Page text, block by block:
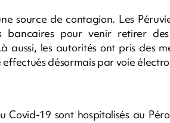
source de contagion. Les
bancaires pour venir retirer
aussi, les autorités ont pris des
désormais par voie
Covid-19 sont hospitalisés au